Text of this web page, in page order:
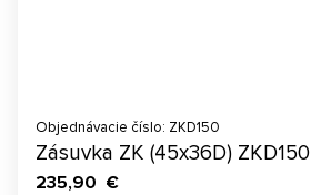
Objednávacie číslo: ZKD150
Zásuvka ZK (45x36D) ZKD150
235,90 €